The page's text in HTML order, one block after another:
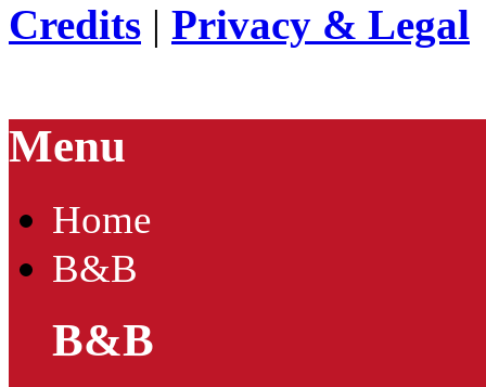
Credits | Privacy & Legal
Menu
Home
B&B
B&B